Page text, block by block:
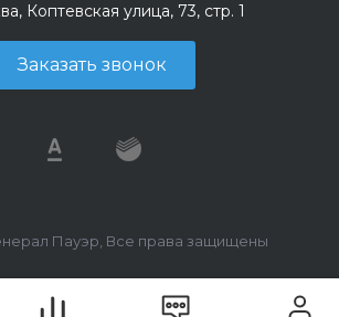
Коптевская улица, 73, стр. 1
Заказать звонок
Пауэр, Все права защищены